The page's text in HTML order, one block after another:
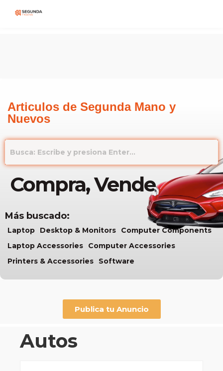
Articulos de Segunda Mano y
Nuevos
Compra, Vende
Más buscado:
Laptop Desktop & Monitors
Computer Components
Laptop Accessories
Computer Accessories
Printers & Accessories
Software
Publica tu Anuncio
Autos